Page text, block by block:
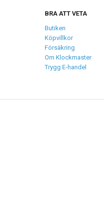
BRA ATT VETA
Butiken
Köpvillkor
Försäkring
Om Klockmaster
Trygg E-handel